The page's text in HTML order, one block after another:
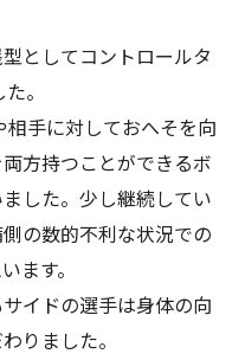
としてコントロールタ
。
相手に対しておへそを向
方持つことができるボ
した。少し継続してい
の数的不利な状況での
ます。
イドの選手は身体の向
りました。